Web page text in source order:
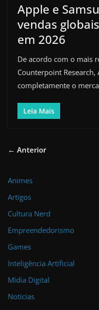
Apple e
vendas
em 2026
De acordo com o mais
Counterpoint
completamente o
Leia Mais
← Anterior
Animes
Artigos
Cultura Nerd
Empreendedorismo
Games
Inteligência Artificial
Mídia Digital
Noticias